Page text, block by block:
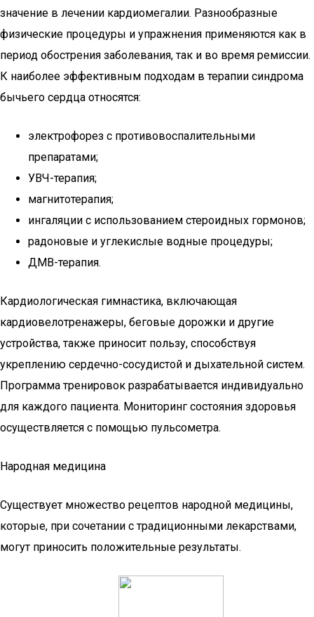
значение в лечении кардиомегалии. Разнообразные
физические процедуры и упражнения применяются как в
период обострения заболевания, так и во время ремиссии.
К наиболее эффективным подходам в терапии синдрома
бычьего сердца относятся:
электрофорез с противовоспалительными
препаратами;
УВЧ-терапия;
магнитотерапия;
ингаляции с использованием стероидных гормонов;
радоновые и углекислые водные процедуры;
ДМВ-терапия.
Кардиологическая гимнастика, включающая
кардиовелотренажеры, беговые дорожки и другие
устройства, также приносит пользу, способствуя
укреплению сердечно-сосудистой и дыхательной систем.
Программа тренировок разрабатывается индивидуально
для каждого пациента. Мониторинг состояния здоровья
осуществляется с помощью пульсометра.
Народная медицина
Существует множество рецептов народной медицины,
которые, при сочетании с традиционными лекарствами,
могут приносить положительные результаты.